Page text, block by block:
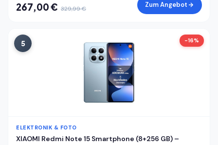
267,00 € 329,99 € Zum Angebot
5 -16%
ELEKTRONIK & FOTO
XIAOMI Redmi Note 15 Smartphone (8+256 GB) –